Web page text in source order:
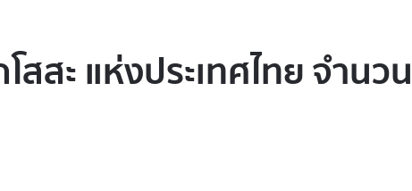
สะ แห่งประเทศไทย จำนวน